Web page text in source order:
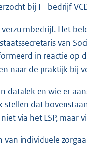
bij IT-bedrijf
Het
van
in reactie op
naar de praktijk bij
datalek en wie er
stellen dat
via het LSP, maar
individuele